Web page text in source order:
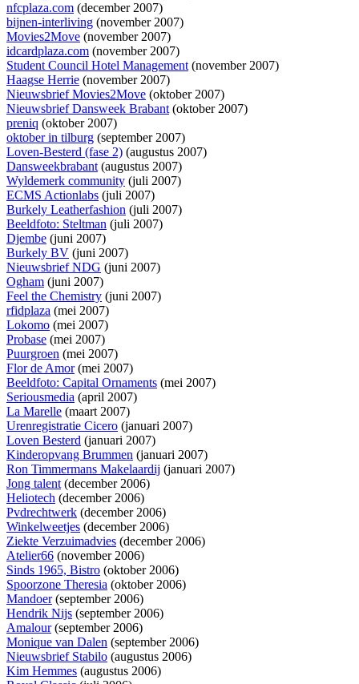
nfcplaza.com (december 2007)
bijnen-interliving (november 2007)
Movies2Move (november 2007)
idcardplaza.com (november 2007)
Student Council Hotel Management(november 2007)
Haagse Herrie (november 2007)
Nieuwsbrief Movies2Move (oktober 2007)
Nieuwsbrief Dansweek Brabant(oktober 2007)
preniq (oktober 2007)
oktober in tilburg (september 2007)
Loven-Besterd (fase 2) (augustus 2007)
Dansweekbrabant(augustus 2007)
Wyldemerk community (juli 2007)
ECMS Actionlabs (juli 2007)
Burkely Leatherfashion (juli 2007)
Beeldfoto: Steltman (juli 2007)
Djembe (juni 2007)
Burkely BV (juni 2007)
Nieuwsbrief NDG (juni 2007)
Ogham (juni 2007)
Feel the Chemistry (juni 2007)
rfidplaza (mei 2007)
Lokomo (mei 2007)
Probase (mei 2007)
Puurgroen (mei 2007)
Flor de Amor(mei 2007)
Beeldfoto: Capital Ornaments (mei 2007)
Seriousmedia (april 2007)
La Marelle (maart 2007)
Urenregistratie Cicero (januari 2007)
Loven Besterd (januari 2007)
Kinderopvang Brummen (januari 2007)
Ron Timmermans Makelaardij (januari 2007)
Jong talent(december 2006)
Heliotech (december 2006)
Pvdrechtwerk (december 2006)
Winkelweetjes (december 2006)
Ziekte Verzuimadvies (december 2006)
Atelier66 (november 2006)
Sinds 1965, Bistro (oktober 2006)
Spoorzone Theresia (oktober 2006)
Mandoer(september 2006)
Hendrik Nijs (september 2006)
Amalour(september 2006)
Monique van Dalen (september 2006)
Nieuwsbrief Stabilo (augustus 2006)
Kim Hemmes (augustus 2006)